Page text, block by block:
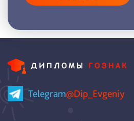
Telegram@Dip_Evgeniy